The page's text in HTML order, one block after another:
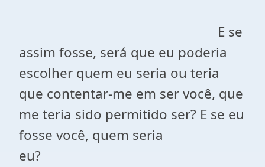
E se
assim fosse, será que eu poderia
escolher quem eu seria ou teria
que contentar-me em ser você, que
me teria sido permitido ser? E se eu
fosse você, quem seria
eu?